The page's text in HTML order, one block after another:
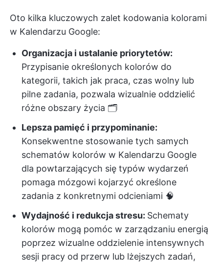
Oto kilka kluczowych zalet kodowania kolorami
w Kalendarzu Google:
Organizacja i ustalanie priorytetów:
Przypisanie określonych kolorów do
kategorii, takich jak praca, czas wolny lub
pilne zadania, pozwala wizualnie oddzielić
różne obszary życia 🗂️
Lepsza pamięć i przypominanie:
Konsekwentne stosowanie tych samych
schematów kolorów w Kalendarzu Google
dla powtarzających się typów wydarzeń
pomaga mózgowi kojarzyć określone
zadania z konkretnymi odcieniami 🧠
Wydajność i redukcja stresu: Schematy
kolorów mogą pomóc w zarządzaniu energią
poprzez wizualne oddzielenie intensywnych
sesji pracy od przerw lub lżejszych zadań,